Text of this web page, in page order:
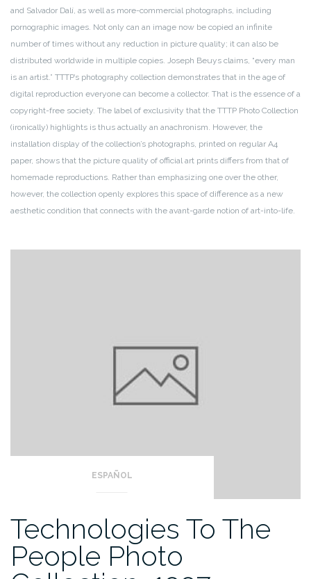
and Salvador Dalí, as well as more-commercial photographs, including
pornographic images. Not only can an image now be copied an infinite
number of times without any reduction in picture quality; it can also be
distributed worldwide in multiple copies. Joseph Beuys claims, “every man
is an artist.” TTTP’s photography collection demonstrates that in the age of
digital reproduction everyone can become a collector. That is the essence of a
copyright-free society. The labelof exclusivity that the TTTP Photo Collection
(ironically) highlights is thus actually an anachronism. However, the
installation display of the collection’s photographs, printed on regular A4
paper, shows that the picture quality of official art prints differs from that of
homemade reproductions. Rather than emphasizing one over the other,
however, the collection openly explores this space of difference as a new
aesthetic condition that connects with the avant-garde notion of art-into-life.
ESPAÑOL
Technologies To The
People Photo